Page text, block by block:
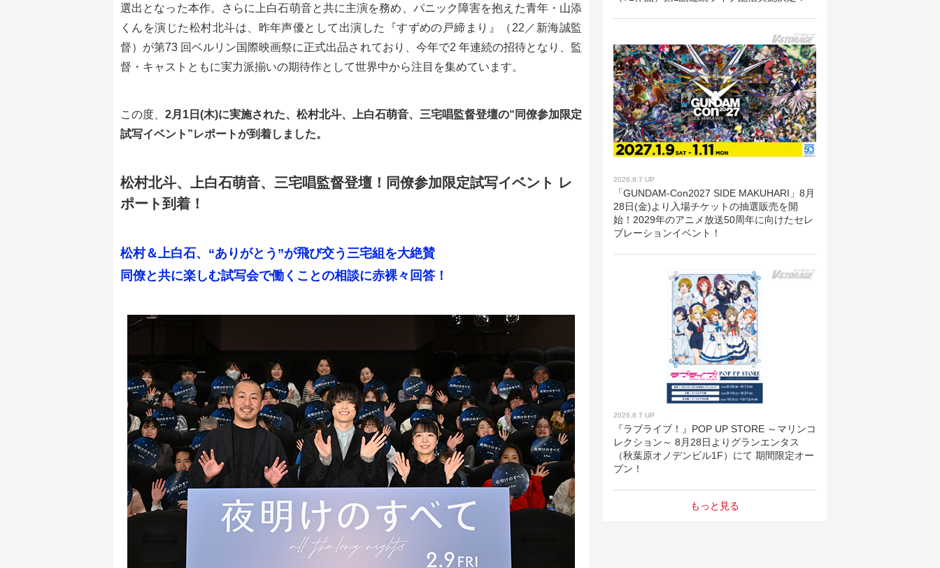
選出となった本作。さらに上白石萌音と共に主演を務め、パニック障害を抱えた青年・山添
くんを演じた松村北斗は、昨年声優として出演した『すずめの戸締まり』（22／新海誠監
督）が第73 回ベルリン国際映画祭に正式出品されており、今年で2 年連続の招待となり、監
督・キャストともに実力派揃いの期待作として世界中から注目を集めています。
この度、 2月1日(木)に実施された、松村北斗、上白石萌音、三宅唱監督登壇の“同僚参加限定
試写イベント”レポートが到着しました。
松村北斗、上白石萌音、三宅唱監督登壇！同僚参加限定試写イベント レ
ポート到着！
松村＆上白石、“ありがとう”が飛び交う三宅組を大絶賛
同僚と共に楽しむ試写会で働くことの相談に赤裸々回答！
2026.8.7 UP
「GUNDAM-Con2027 SIDE MAKUHARI」8月
28日(金)より入場チケットの抽選販売を開
始！2029年のアニメ放送50周年に向けたセレ
ブレーションイベント！
2026.8.7 UP
『ラブライブ！』POP UP STORE ～マリンコ
レクション～ 8月28日よりグランエンタス
（秋葉原オノデンビル1F）にて 期間限定オー
プン！
もっと見る